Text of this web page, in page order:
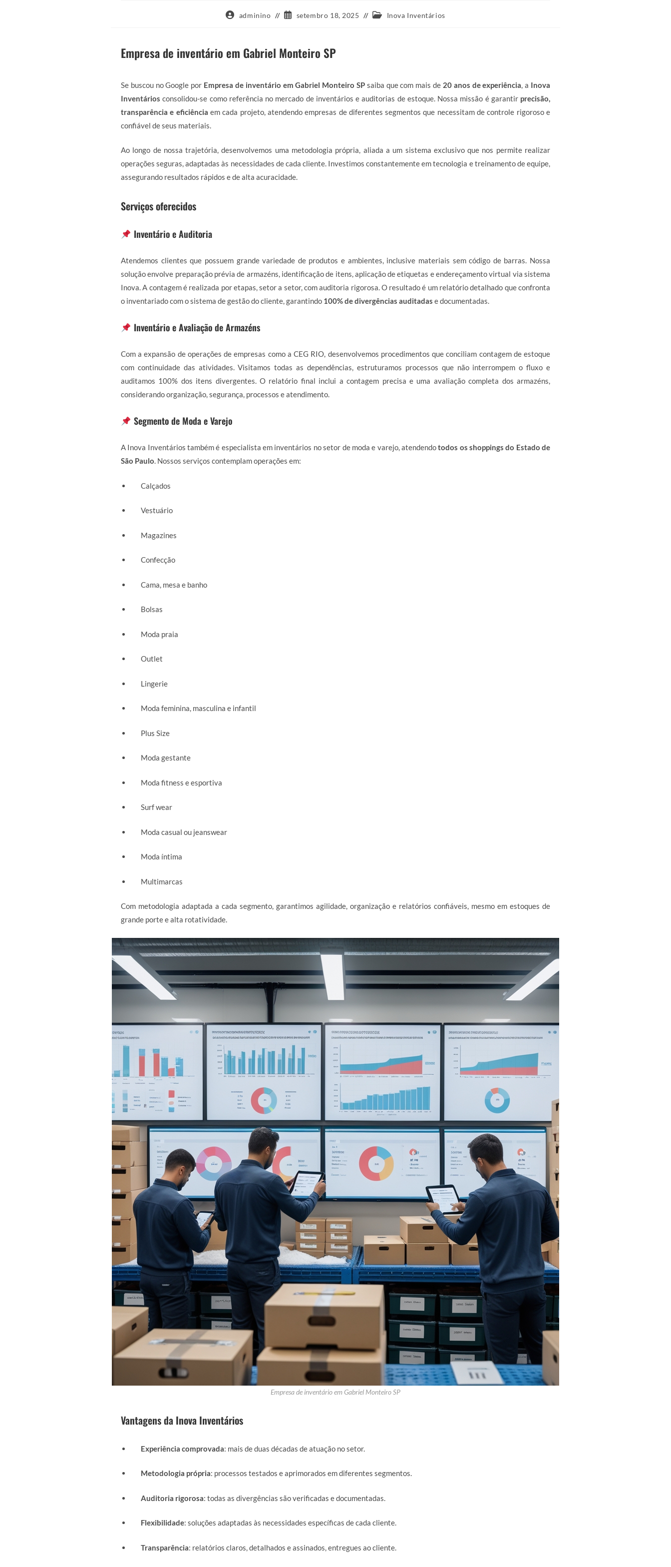
Autoradminino
Postsetembro 18, 2025
Categoria
Inova Inventários
Empresa de inventário em Gabriel Monteiro SP
Se buscou no Google por Empresa de inventário em Gabriel Monteiro SP saiba que com mais de 20 anos de experiência , a Inova
Inventários consolidou-se como referência no mercado de inventários e auditorias de estoque. Nossa missão é garantir precisão,
transparência e eficiência em cada projeto, atendendo empresas de diferentes segmentos que necessitam de controle rigoroso e
confiável de seus materiais.
Ao longo de nossa trajetória, desenvolvemos uma metodologia própria, aliada a um sistema exclusivo que nos permite realizar
operações seguras, adaptadas às necessidades de cada cliente. Investimos constantemente em tecnologia e treinamento de equipe,
assegurando resultados rápidos e de alta acuracidade.
Serviços oferecidos
Inventário e Auditoria
Atendemos clientes que possuem grande variedade de produtos e ambientes, inclusive materiais sem código de barras. Nossa
solução envolve preparação prévia de armazéns, identificação de itens, aplicação de etiquetas e endereçamento virtual via sistema
Inova. A contagem é realizada por etapas, setor a setor, com auditoria rigorosa. O resultado é um relatório detalhado que confronta
o inventariado com o sistema de gestão do cliente, garantindo 100% de divergências auditadas e documentadas.
Inventário e Avaliação de Armazéns
Com a expansão de operações de empresas como a CEG RIO, desenvolvemos procedimentos que conciliam contagem de estoque
com continuidade das atividades. Visitamos todas as dependências, estruturamos processos que não interrompem o fluxo e
auditamos 100% dos itens divergentes. O relatório final inclui a contagem precisa e uma avaliação completa dos armazéns,
considerando organização, segurança, processos e atendimento.
Segmento de Moda e Varejo
A Inova Inventários também é especialista em inventários no setor de moda e varejo, atendendotodos os shoppings do Estado de
São Paulo. Nossos serviços contemplam operações em:
Calçados
Vestuário
Magazines
Confecção
Cama, mesa e banho
Bolsas
Moda praia
Outlet
Lingerie
Moda feminina, masculina e infantil
Plus Size
Moda gestante
Moda fitness e esportiva
Surf wear
Moda casual ou jeanswear
Moda íntima
Multimarcas
Com metodologia adaptada a cada segmento, garantimos agilidade, organização e relatórios confiáveis, mesmo em estoques de
grande porte e alta rotatividade.
Empresa de inventário em Gabriel Monteiro SP
Vantagens da Inova Inventários
Experiência comprovada: mais de duas décadas de atuação no setor.
Metodologia própria: processos testados e aprimorados em diferentes segmentos.
Auditoria rigorosa: todas as divergências são verificadas e documentadas.
Flexibilidade: soluções adaptadas às necessidades específicas de cada cliente.
Transparência: relatórios claros, detalhados e assinados, entregues ao cliente.